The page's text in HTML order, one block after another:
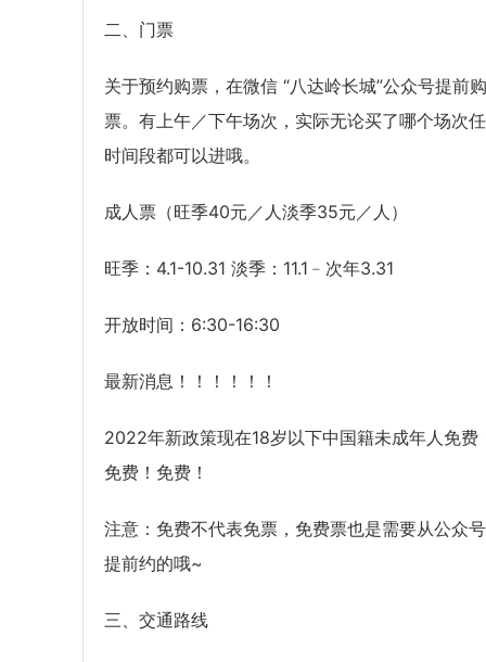
二、门票
关于预约购票，在微信 “八达岭长城”公众号提前购
票。有上午／下午场次，实际无论买了哪个场次
时间段都可以进哦。
成人票（旺季40元／人淡季35元／人）
旺季：4.1-10.31 淡季：11.1﹣次年3.31
开放时间：6:30-16:30
最新消息！！！！！！
2022年新政策现在18岁以下中国籍未成年人免费
免费！免费！
注意：免费不代表免票，免费票也是需要从公众
提前约的哦~
三、交通路线